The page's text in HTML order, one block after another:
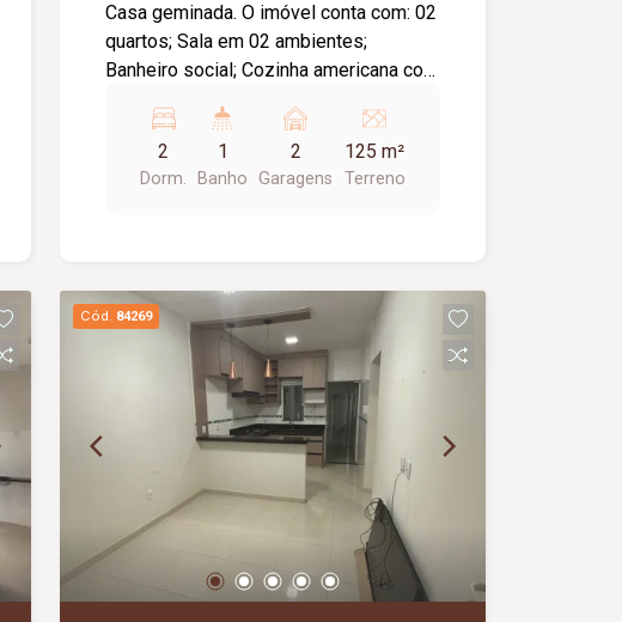
Casa geminada. O imóvel conta com: 02
quartos; Sala em 02 ambientes;
Banheiro social; Cozinha americana com
serviço externa coberta; Quintal; 02
vagas de garagem; Diferenciais: Portas
e janelas em blindex; Piso em
e serviços da região.
2
Dorm.
1
Banho
2
Garagens
125 m²
Terreno
Cód. 84269